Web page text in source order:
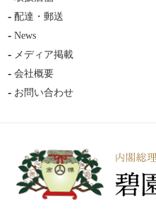
配達・郵送
News
メディア掲載
会社概要
お問い合わせ